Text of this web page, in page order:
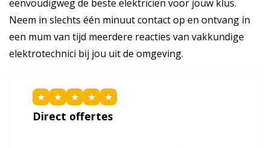
eenvoudigweg de beste elektricien voor jouw klus.
Neem in slechts één minuut contact op en ontvang in
een mum van tijd meerdere reacties van vakkundige
elektrotechnici bij jou uit de omgeving.
★ ★ ★ ★ ★
Direct offertes